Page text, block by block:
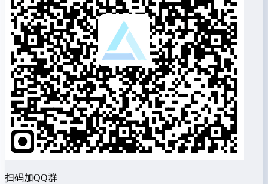
扫码加QQ群